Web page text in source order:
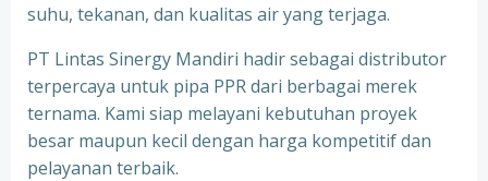
suhu, tekanan, dan kualitas air yang terjaga.
PT Lintas Sinergy Mandiri hadir sebagai distributor
terpercaya untuk pipa PPR dari berbagai merek
ternama. Kami siap melayani kebutuhan proyek
besar maupun kecil dengan harga kompetitif dan
pelayanan terbaik.